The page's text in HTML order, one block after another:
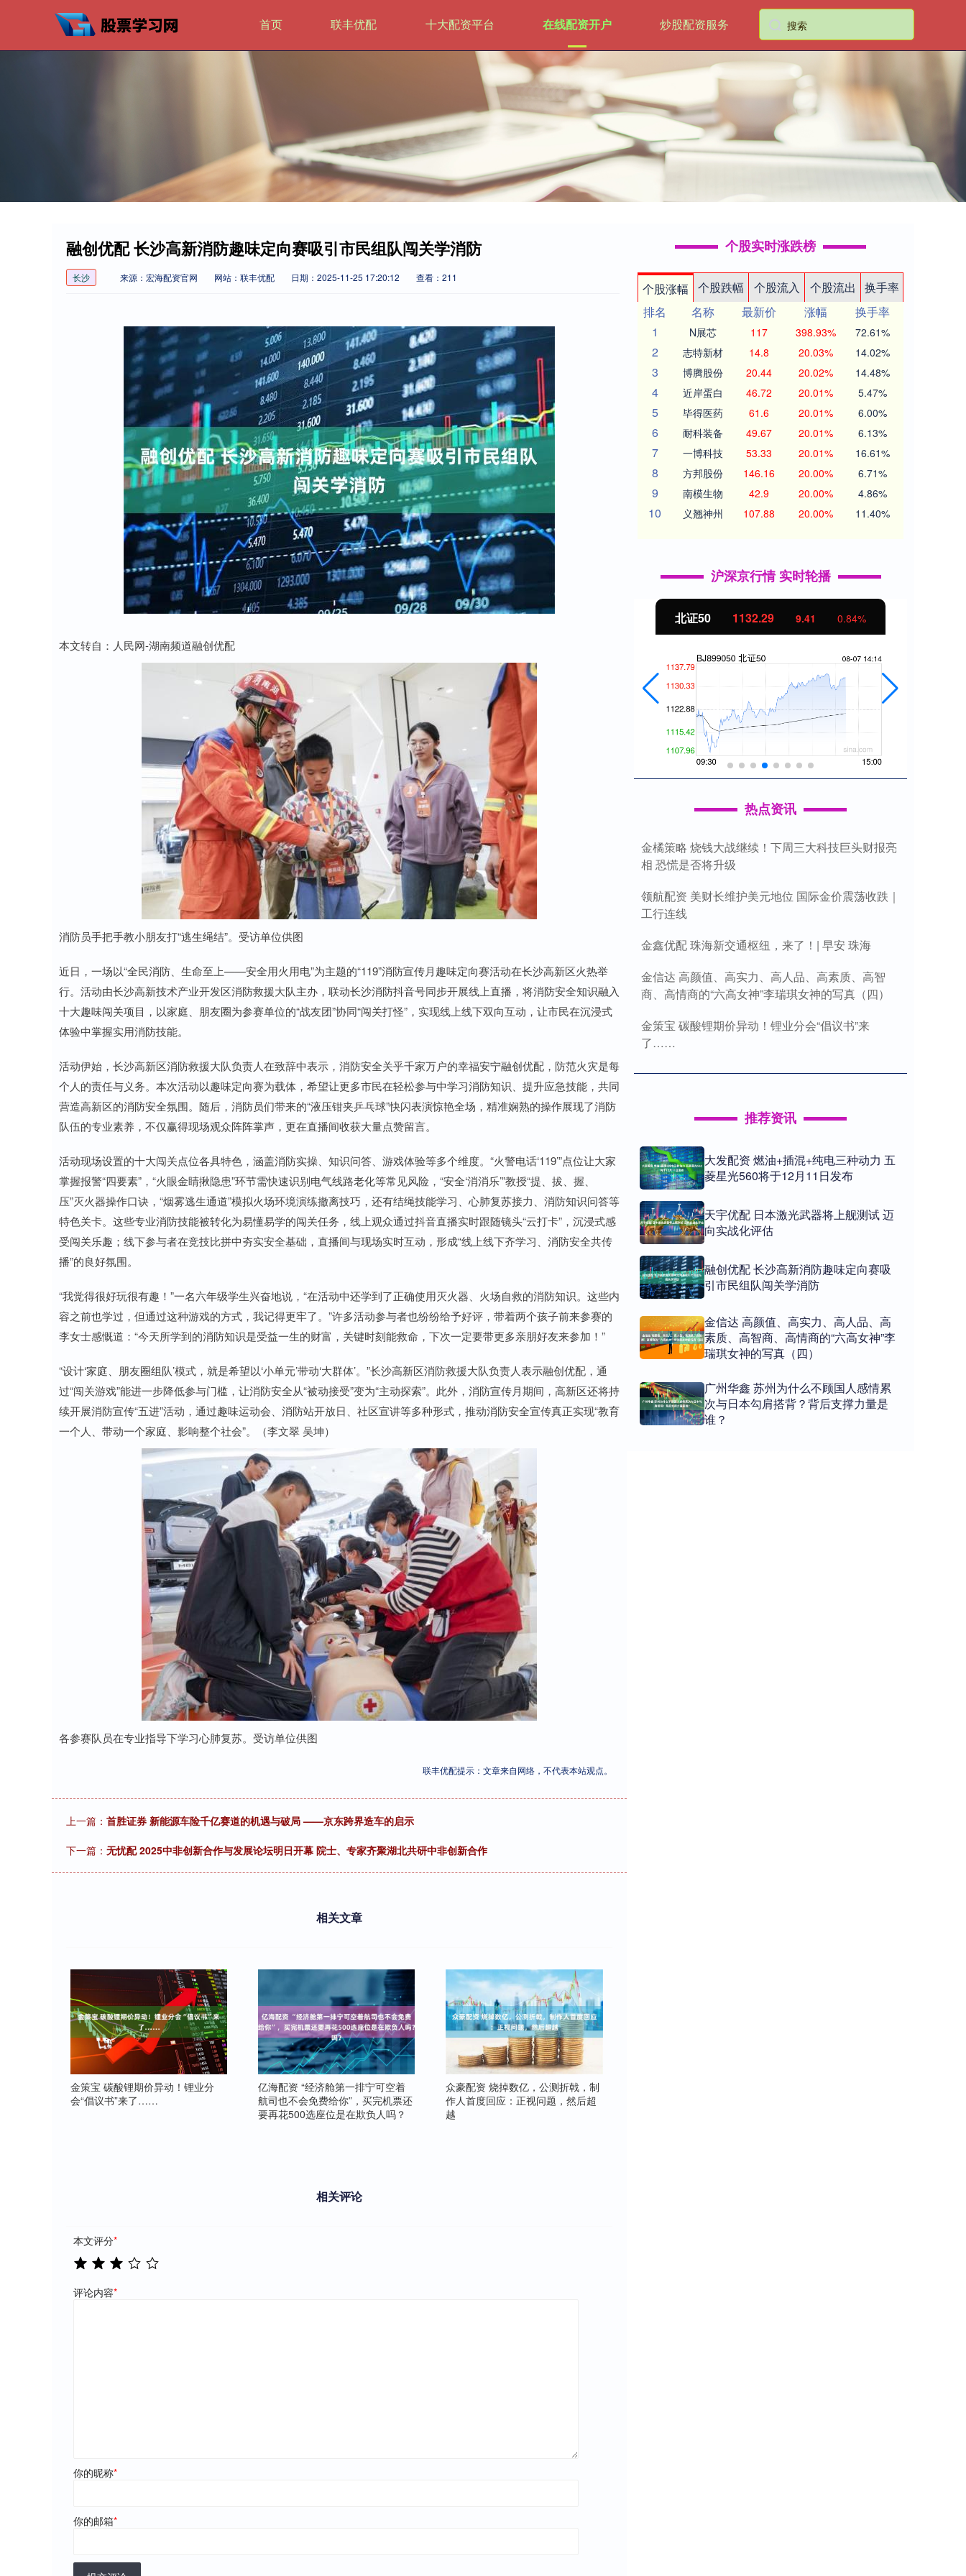
首页 联丰优配 十大配资平台 在线配资开户 炒股配资服务
融创优配 长沙高新消防趣味定向赛吸引市民组队闯关学消防
长沙 来源：宏海配资官网 网站：联丰优配 日期：2025-11-25 17:20:12 查看：211
本文转自：人民网-湖南频道融创优配
消防员手把手教小朋友打“逃生绳结”。受访单位供图
近日，一场以“全民消防、生命至上——安全用火用电”为主题的“119”消防宣传月趣味定向赛活动在长沙高新区火热举
行。活动由长沙高新技术产业开发区消防救援大队主办，联动长沙消防抖音号同步开展线上直播，将消防安全知识融入
十大趣味闯关项目，以家庭、朋友圈为参赛单位的“战友团”协同“闯关打怪”，实现线上线下双向互动，让市民在沉浸式
体验中掌握实用消防技能。
活动伊始，长沙高新区消防救援大队负责人在致辞中表示，消防安全关乎千家万户的幸福安宁融创优配，防范火灾是每
个人的责任与义务。本次活动以趣味定向赛为载体，希望让更多市民在轻松参与中学习消防知识、提升应急技能，共同
营造高新区的消防安全氛围。随后，消防员们带来的“液压钳夹乒乓球”快闪表演惊艳全场，精准娴熟的操作展现了消防
队伍的专业素养，不仅赢得现场观众阵阵掌声，更在直播间收获大量点赞留言。
活动现场设置的十大闯关点位各具特色，涵盖消防实操、知识问答、游戏体验等多个维度。“火警电话‘119’”点位让大家
掌握报警“四要素”，“火眼金睛揪隐患”环节需快速识别电气线路老化等常见风险，“安全‘消消乐’”教授“提、拔、握、
压”灭火器操作口诀，“烟雾逃生通道”模拟火场环境演练撤离技巧，还有结绳技能学习、心肺复苏接力、消防知识问答等
特色关卡。这些专业消防技能被转化为易懂易学的闯关任务，线上观众通过抖音直播实时跟随镜头“云打卡”，沉浸式感
受闯关乐趣；线下参与者在竞技比拼中夯实安全基础，直播间与现场实时互动，形成“线上线下齐学习、消防安全共传
播”的良好氛围。
“我觉得很好玩很有趣！”一名六年级学生兴奋地说，“在活动中还学到了正确使用灭火器、火场自救的消防知识。这些内
容之前也学过，但通过这种游戏的方式，我记得更牢了。”许多活动参与者也纷纷给予好评，带着两个孩子前来参赛的
李女士感慨道：“今天所学到的消防知识是受益一生的财富，关键时刻能救命，下次一定要带更多亲朋好友来参加！”
“设计‘家庭、朋友圈组队’模式，就是希望以‘小单元’带动‘大群体’。”长沙高新区消防救援大队负责人表示融创优配，通
过“闯关游戏”能进一步降低参与门槛，让消防安全从“被动接受”变为“主动探索”。此外，消防宣传月期间，高新区还将持
续开展消防宣传“五进”活动，通过趣味运动会、消防站开放日、社区宣讲等多种形式，推动消防安全宣传真正实现“教育
一个人、带动一个家庭、影响整个社会”。（李文翠 吴坤）
各参赛队员在专业指导下学习心肺复苏。受访单位供图
联丰优配提示：文章来自网络，不代表本站观点。
上一篇： 首胜证券 新能源车险千亿赛道的机遇与破局 ——京东跨界造车的启示
下一篇： 无忧配 2025中非创新合作与发展论坛明日开幕 ​院士、专家齐聚湖北共研中非创新合作
相关文章
金策宝 碳酸锂期价异动！锂业分
会“倡议书”来了……
亿海配资 “经济舱第一排宁可空着
航司也不会免费给你”，买完机票还
要再花500选座位是在欺负人吗？
众豪配资 烧掉数亿，公测折戟，制
作人首度回应：正视问题，然后超
越
相关评论
本文评分*
评论内容*
你的昵称*
你的邮箱*
个股实时涨跌榜
个股涨幅 个股跌幅 个股流入 个股流出
换手率
排名
名称 最新价 涨幅
换手率
1
N展芯 117 398.93% 72.61%
2 志特新材 14.8 20.03% 14.02%
3 博腾股份 20.44 20.02% 14.48%
4 近岸蛋白 46.72 20.01% 5.47%
5 毕得医药 61.6 20.01% 6.00%
6 耐科装备 49.67 20.01% 6.13%
7 一博科技 53.33 20.01% 16.61%
8 方邦股份 146.16 20.00% 6.71%
9 南模生物 42.9 20.00% 4.86%
10 义翘神州 107.88 20.00% 11.40%
沪深京行情 实时轮播
深证成指 14266.84 156.72 1.11% 沪深300 4684.88 33.57 北证50 1132.29 9.41 0.84%
热点资讯
金橘策略 烧钱大战继续！下周三大科技巨头财报亮
相 恐慌是否将升级
领航配资 美财长维护美元地位 国际金价震荡收跌｜
工行连线
金鑫优配 珠海新交通枢纽，来了！| 早安 珠海
金信达 高颜值、高实力、高人品、高素质、高智
商、高情商的“六高女神”李瑞琪女神的写真（四）
金策宝 碳酸锂期价异动！锂业分会“倡议书”来
了……
推荐资讯
大发配资 燃油+插混+纯电三种动力 五
菱星光560将于12月11日发布
天宇优配 日本激光武器将上舰测试 迈
向实战化评估
融创优配 长沙高新消防趣味定向赛吸
引市民组队闯关学消防
金信达 高颜值、高实力、高人品、高
素质、高智商、高情商的“六高女神”李
瑞琪女神的写真（四）
广州华鑫 苏州为什么不顾国人感情累
次与日本勾肩搭背？背后支撑力量是
谁？